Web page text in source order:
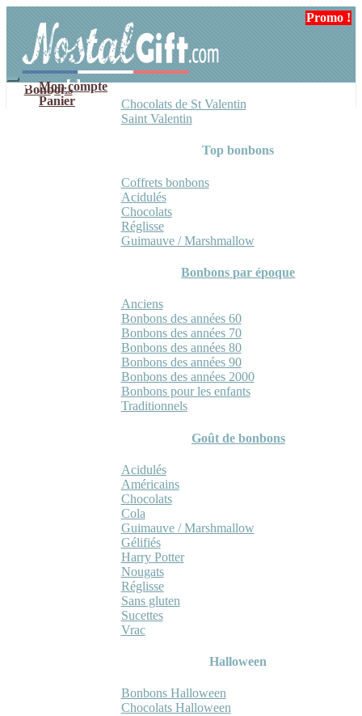
navigation
contenu
Mon compte
Panier
Bonbons
Chocolats de St Valentin
Saint Valentin
Top bonbons
Coffrets bonbons
Acidulés
Chocolats
Réglisse
Guimauve / Marshmallow
Bonbons par époque
Anciens
Bonbons des années 60
Bonbons des années 70
Bonbons des années 80
Bonbons des années 90
Bonbons des années 2000
Bonbons pour les enfants
Traditionnels
Goût de bonbons
Acidulés
Américains
Chocolats
Cola
Guimauve / Marshmallow
Gélifiés
Harry Potter
Nougats
Réglisse
Sans gluten
Sucettes
Vrac
Halloween
Bonbons Halloween
Chocolats Halloween
Promo !
Promo !